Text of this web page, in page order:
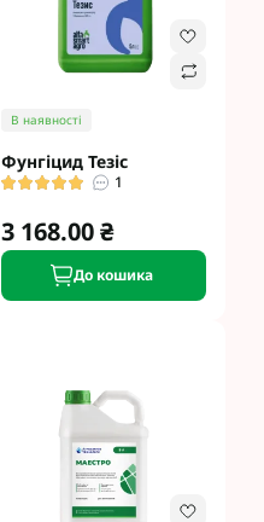
В наявності
Фунгіцид Тезіс
1
3 168.00 ₴
До кошика